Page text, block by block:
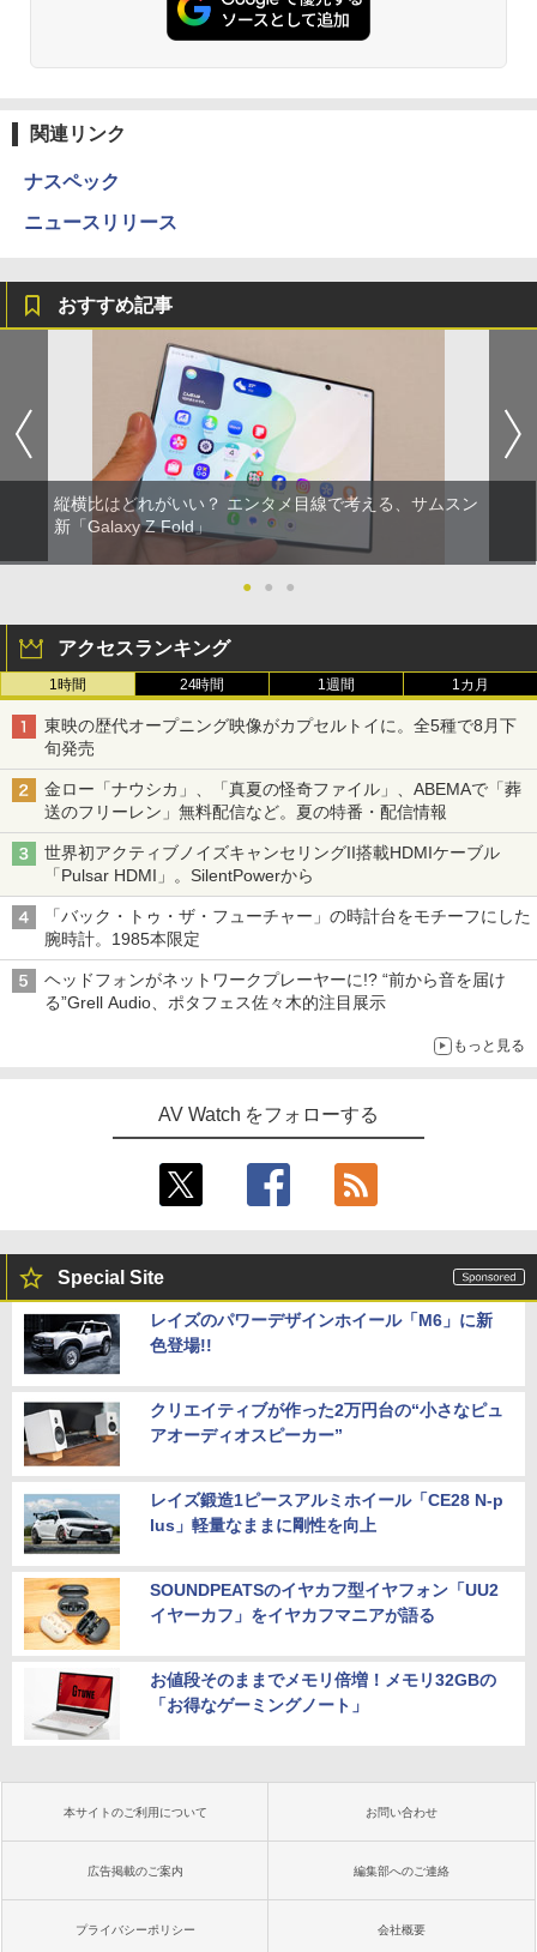
関連リンク
ナスペック
ニュースリリース
おすすめ記事
縦横比はどれがいい？ エンタメ目線で考える、サムスン
新「Galaxy Z Fold」
● ● ●
アクセスランキング
1時間 24時間 1週間 1カ月
東映の歴代オープニング映像がカプセルトイに。全5種で8月下
旬発売
金ロー「ナウシカ」、「真夏の怪奇ファイル」、ABEMAで「葬
送のフリーレン」無料配信など。夏の特番・配信情報
世界初アクティブノイズキャンセリングII搭載HDMIケーブル
「Pulsar HDMI」。SilentPowerから
「バック・トゥ・ザ・フューチャー」の時計台をモチーフにした
腕時計。1985本限定
ヘッドフォンがネットワークプレーヤーに!? “前から音を届け
る”Grell Audio、ポタフェス佐々木的注目展示
もっと見る
AV Watch をフォローする
Special Site
レイズのパワーデザインホイール「M6」に新
色登場!!
クリエイティブが作った2万円台の“小さなピュ
アオーディオスピーカー”
レイズ鍛造1ピースアルミホイール「CE28 N-p
lus」軽量なままに剛性を向上
SOUNDPEATSのイヤカフ型イヤフォン「UU2
イヤーカフ」をイヤカフマニアが語る
お値段そのままでメモリ倍増！メモリ32GBの
「お得なゲーミングノート」
本サイトのご利用について お問い合わせ
広告掲載のご案内 編集部へのご連絡
プライバシーポリシー 会社概要